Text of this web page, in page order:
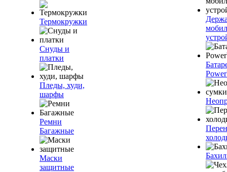
Термокружки
Снуды и
платки
Пледы, худи,
шарфы
Ремни
Багажные
Маски
защитные